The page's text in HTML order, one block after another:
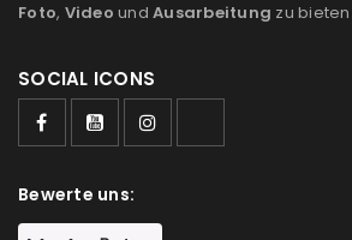
Foto, Video und Ausarbeitung zu bieten.
SOCIAL ICONS
Bewerte uns: